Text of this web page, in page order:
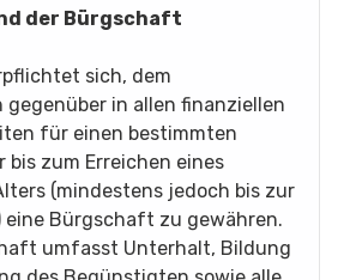
der Bürgschaft
sich, dem
in allen finanziellen
für einen bestimmten
bis zum Erreichen eines
(mindestens jedoch bis zur
eine Bürgschaft zu gewähren.
umfasst Unterhalt, Bildung